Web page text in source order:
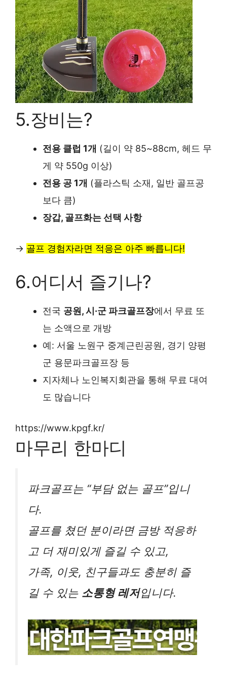
5.장비는?
전용 클럽 1개 (길이 약 85~88cm, 헤드 무
게 약 550g 이상)
전용 공 1개 (플라스틱 소재, 일반 골프공
보다 큼)
장갑, 골프화는 선택 사항
→ 골프 경험자라면 적응은 아주 빠릅니다!
6.어디서 즐기나?
전국 공원, 시·군 파크골프장에서 무료 또
는 소액으로 개방
예: 서울 노원구 중계근린공원, 경기 양평
군 용문파크골프장 등
지자체나 노인복지회관을 통해 무료 대여
도 많습니다
https://www.kpgf.kr/
마무리 한마디
파크골프는 “부담 없는 골프”입니
다.
골프를 쳤던 분이라면 금방 적응하
고 더 재미있게 즐길 수 있고,
가족, 이웃, 친구들과도 충분히 즐
길 수 있는 소통형 레저입니다.